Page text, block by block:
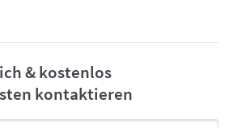
& kostenlos
kontaktieren